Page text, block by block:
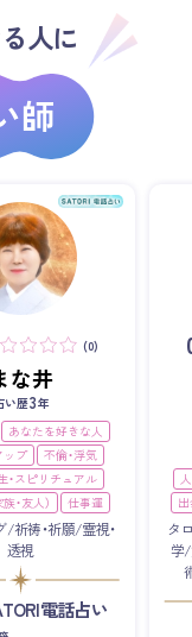
人に
師
(0)
な井
い歴3年
あなたを好きな人
ップ
不倫・浮気
・スピリチュアル
・友人）
仕事運
祈祷・祈願/霊視・
透視
電話占い
タ
学